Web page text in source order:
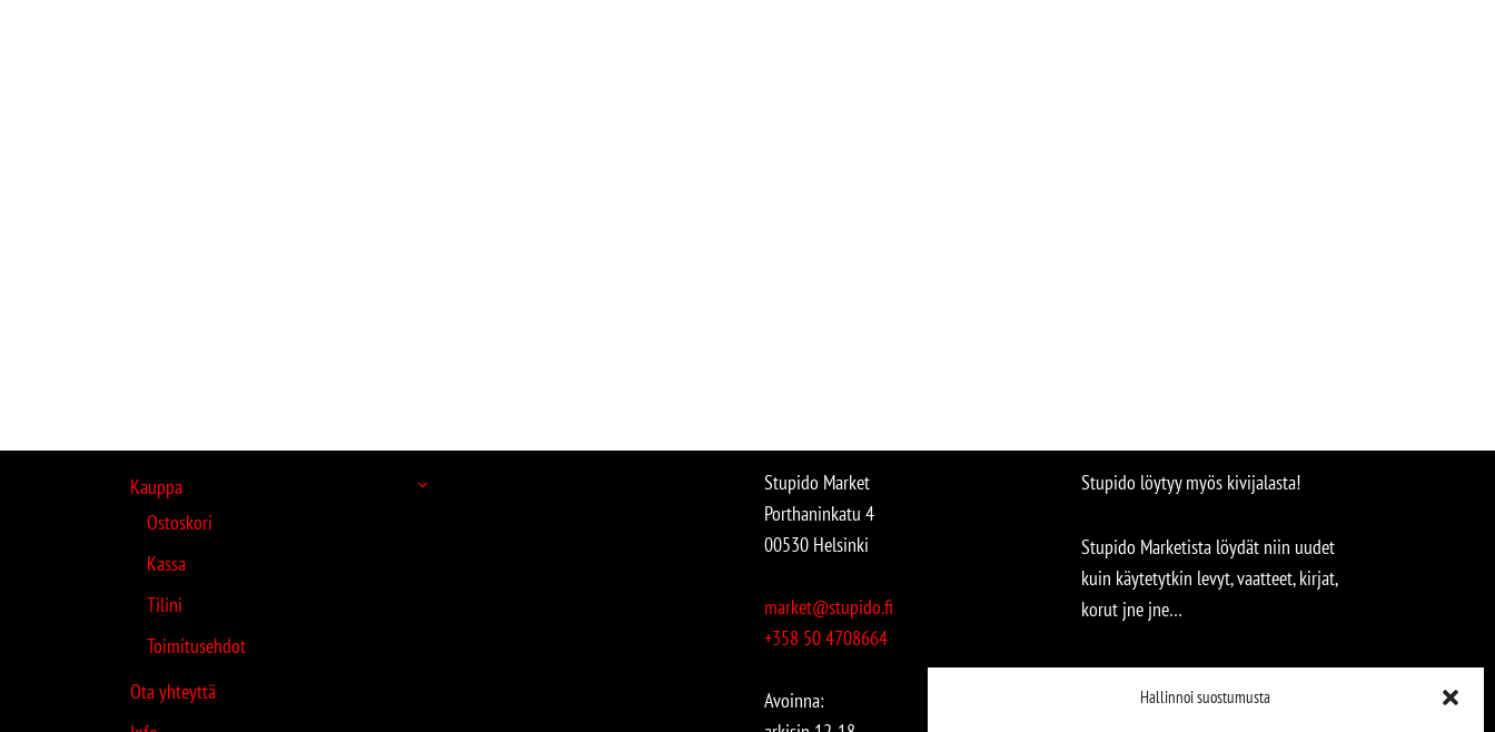
Hallinnoi suostumusta
Kauppa
Ostoskori
Kassa
Tilini
Toimitusehdot
Ota yhteyttä
Stupido Market
Porthaninkatu 4
00530 Helsinki
market@stupido.fi
+358 50 4708664
Avoinna:
Stupido löytyy myös kivijalasta!
Stupido Marketista löydät niin uudet
kuin käytetytkin levyt, vaatteet, kirjat,
korut jne jne…